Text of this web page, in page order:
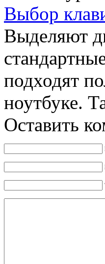
Выбор
Выделяют
подходят
ноутбуке.
Оставить